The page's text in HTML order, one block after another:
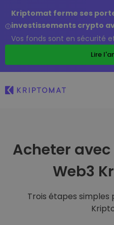
Kriptomat ferme ses
investissements crypto
Vos fonds sont en sécurité
Lire
Acheter
Web3
Trois étapes simples